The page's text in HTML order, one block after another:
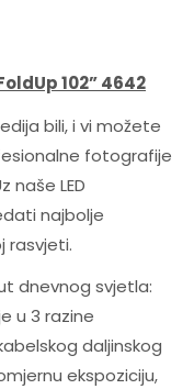
102” 4642
bili, i vi možete
fotografije
naše LED
najbolje
rasvjeti.
dnevnog svjetla:
u 3 razine
daljinskog
ekspoziciju,